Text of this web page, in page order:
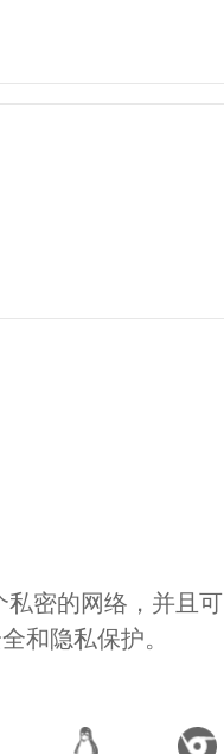
密的网络，并且可
和隐私保护。